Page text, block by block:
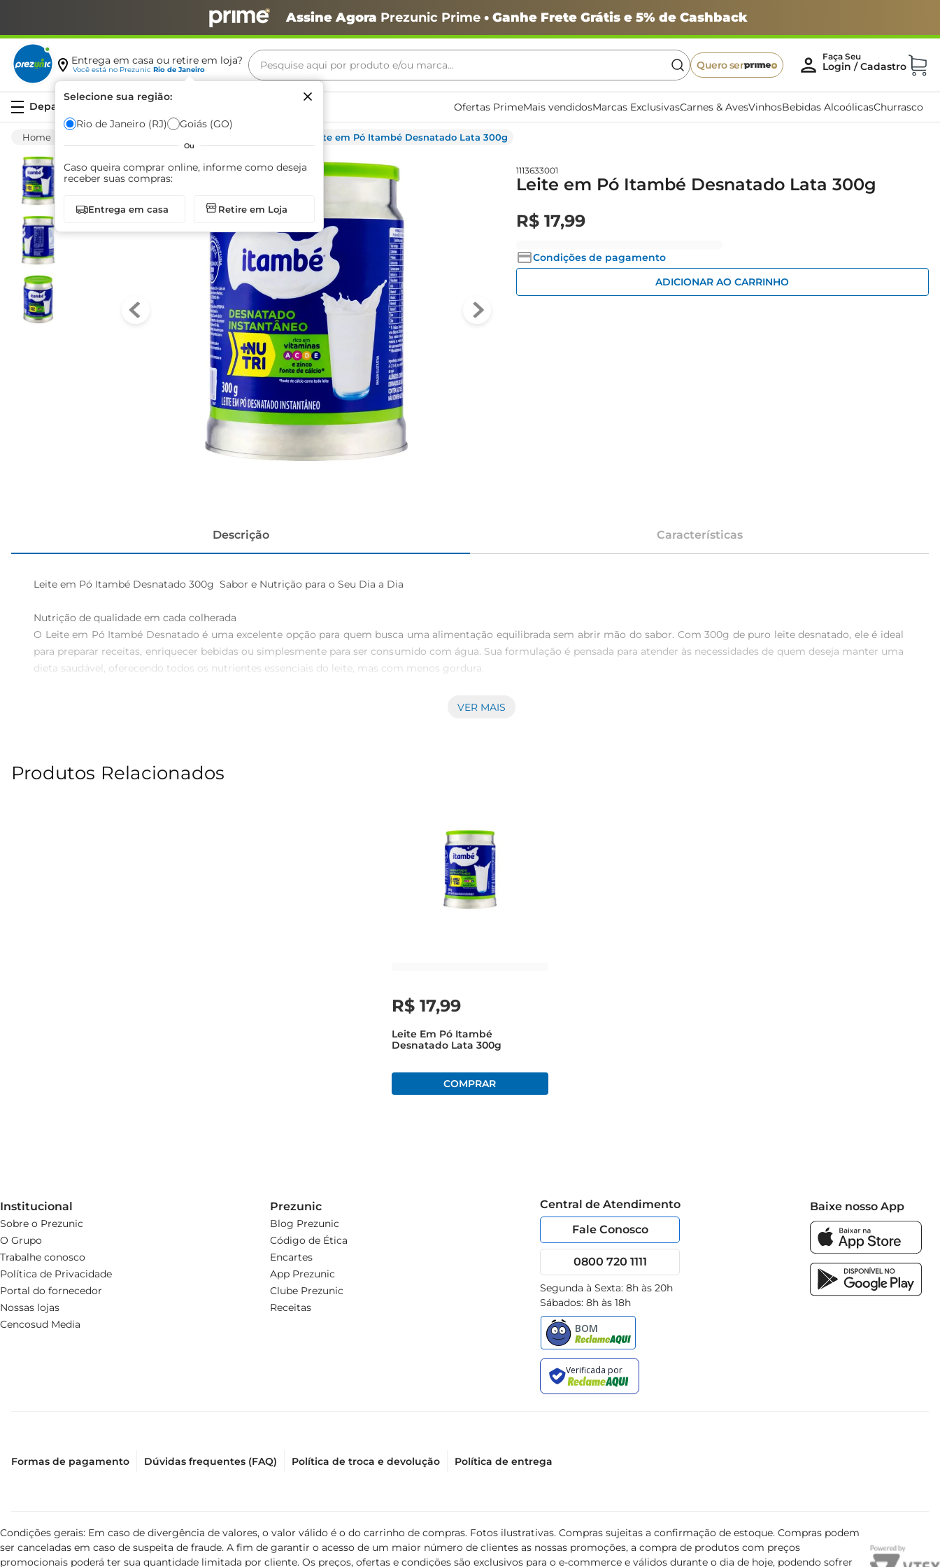
Assine Agora Prezunic Prime• Ganhe Frete Grátis e 5% de Cashback
Entrega em casa ou retire em loja?
Você está no Prezunic Rio de Janeiro
Selecione sua região:
Rio de Janeiro (RJ) Goiás (GO)
Ou
Caso queira comprar online, informe como deseja
receber suas compras:
Entrega em casa Retire em Loja
Pesquise aqui por produto e/ou marca...
Quero ser
Ofertas PrimeMais vendidosMarcas ExclusivasCarnes & AvesVinhosBebidas AlcoólicasChurrasco
Leite em Pó Itambé Desnatado Lata 300g
1113633001
Leite em Pó Itambé Desnatado Lata 300g
R$ 17,99
Condições de pagamento
ADICIONAR AO CARRINHO
Descrição Características
Leite em Pó Itambé Desnatado 300g  Sabor e Nutrição para o Seu Dia a Dia
Nutrição de qualidade em cada colherada
O Leite em Pó Itambé Desnatado é uma excelente opção para quem busca uma alimentação equilibrada sem abrir mão do sabor. Com 300g de puro leite desnatado, ele é ideal
para preparar receitas, enriquecer bebidas ou simplesmente para ser consumido com água. Sua formulação é pensada para atender às necessidades de quem deseja manter uma
dieta saudável, oferecendo todos os nutrientes essenciais do leite, mas com menos gordura.
O Leite em Pó Itambé Desnatado vem em uma embalagem de 300g, prática e fácil de armazenar. É importante seguir as instruções de preparo para garantir a melhor
experiência de consumo. Ao adicionar a quantidade certa de água, você obtém um leite com sabor e textura agradáveis, perfeito para qualquer ocasião.
VER MAIS
Produtos Relacionados
R$ 17,99
Leite Em Pó Itambé
Desnatado Lata 300g
Institucional
Sobre o Prezunic
O Grupo
Trabalhe conosco
Política de Privacidade
Portal do fornecedor
Nossas lojas
Cencosud Media
Prezunic
Blog Prezunic
Código de Ética
Encartes
App Prezunic
Clube Prezunic
Receitas
Central de Atendimento
Fale Conosco
0800 720 1111
Segunda à Sexta: 8h às 20h
Sábados: 8h às 18h
Baixe nosso App
Formas de pagamento Dúvidas frequentes (FAQ) Política de troca e devolução Política de entrega
Condições gerais: Em caso de divergência de valores, o valor válido é o do carrinho de compras. Fotos ilustrativas. Compras sujeitas a confirmação de estoque. Compras podem
ser canceladas em caso de suspeita de fraude. A fim de garantir o acesso de um maior número de clientes as nossas promoções, a compra de produtos com preços
promocionais poderá ter sua quantidade limitada por cliente. Os preços, ofertas e condições são exclusivos para o e-commerce e válidos durante o dia de hoje, podendo sofrer
Termos mais buscados
café
arroz
biscoito
azeite
papel higiênico
cerveja